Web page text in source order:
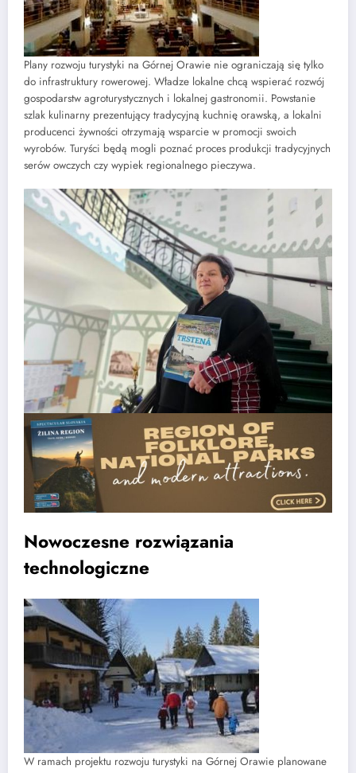
Plany rozwoju turystyki na Górnej Orawie nie ograniczają się tylko
do infrastruktury rowerowej. Władze lokalne chcą wspierać rozwój
gospodarstw agroturystycznych i lokalnej gastronomii. Powstanie
szlak kulinarny prezentujący tradycyjną kuchnię orawską, a lokalni
producenci żywności otrzymają wsparcie w promocji swoich
wyrobów. Turyści będą mogli poznać proces produkcji tradycyjnych
serów owczych czy wypiek regionalnego pieczywa.
Nowoczesne rozwiązania
technologiczne
W ramach projektu rozwoju turystyki na Górnej Orawie planowane